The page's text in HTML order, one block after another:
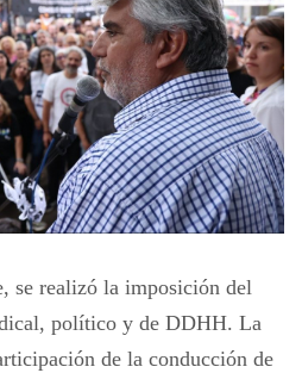
se realizó la imposición del
político y de DDHH. La
de la conducción de